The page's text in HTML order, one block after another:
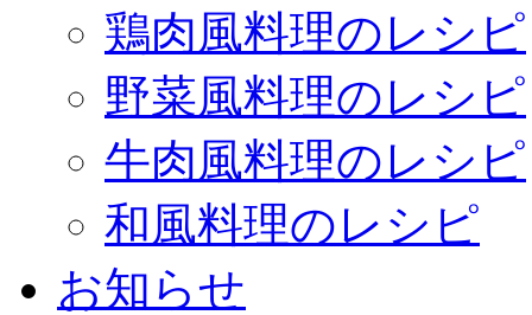
鶏肉風料理のレシピ
野菜風料理のレシピ
牛肉風料理のレシピ
和風料理のレシピ
お知らせ